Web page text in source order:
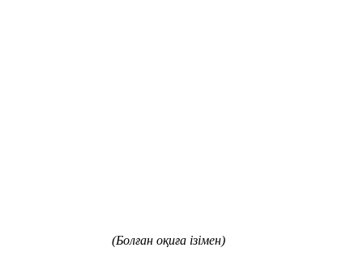
(Болған оқиға ізімен)